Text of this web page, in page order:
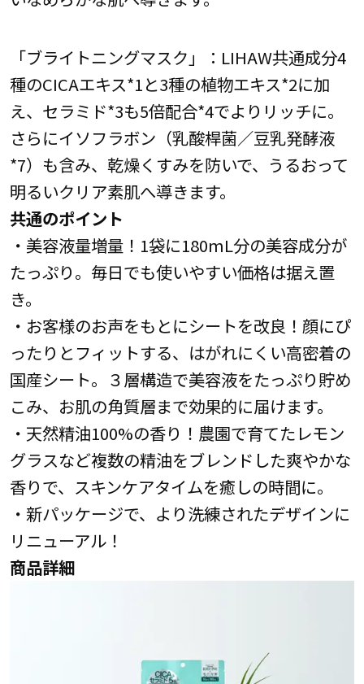
「ブライトニングマスク」：LIHAW共通成分4
種のCICAエキス*1と3種の植物エキス*2に加
え、セラミド*3も5倍配合*4でよりリッチに。
さらにイソフラボン（乳酸桿菌／豆乳発酵液
*7）も含み、乾燥くすみを防いで、うるおって
明るいクリア素肌へ導きます。
共通のポイント
・美容液量増量！1袋に180mL分の美容成分が
たっぷり。毎日でも使いやすい価格は据え置
き。
・お客様のお声をもとにシートを改良！顔にぴ
ったりとフィットする、はがれにくい高密着の
国産シート。３層構造で美容液をたっぷり貯め
こみ、お肌の角質層まで効果的に届けます。
・天然精油100%の香り！農園で育てたレモン
グラスなど複数の精油をブレンドした爽やかな
香りで、スキンケアタイムを癒しの時間に。
・新パッケージで、より洗練されたデザインに
リニューアル！
商品詳細